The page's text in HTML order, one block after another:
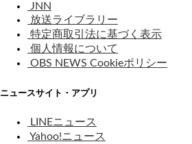
JNN
放送ライブラリー
特定商取引法に基づく表示
個人情報について
OBS NEWS Cookieポリシー
ニュースサイト・アプリ
LINEニュース
Yahoo!ニュース